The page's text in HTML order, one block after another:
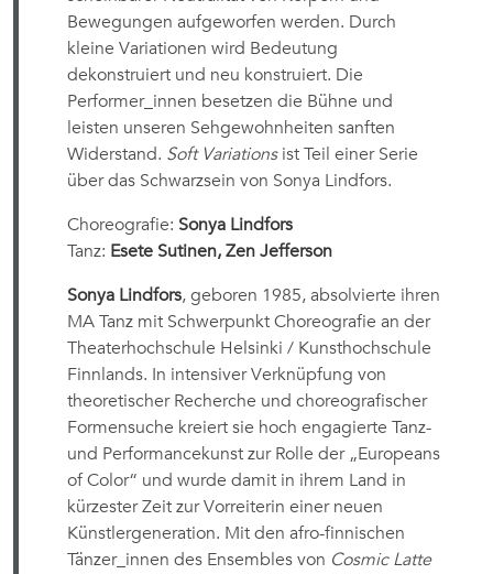
Bewegungen aufgeworfen werden. Durch
kleine Variationen wird Bedeutung
dekonstruiert und neu konstruiert. Die
Performer_innen besetzen die Bühne und
leisten unseren Sehgewohnheiten sanften
Widerstand. Soft Variationsist Teil einer Serie
über das Schwarzsein von Sonya Lindfors.
Choreografie: Sonya Lindfors
Tanz: Esete Sutinen, Zen Jefferson
Sonya Lindfors, geboren 1985, absolvierte ihren
MA Tanz mit Schwerpunkt Choreografie an der
Theaterhochschule Helsinki / Kunsthochschule
Finnlands. In intensiver Verknüpfung von
theoretischer Recherche und choreografischer
Formensuche kreiert sie hoch engagierte Tanz-
und Performancekunst zur Rolle der „Europeans
of Color“ und wurde damit in ihrem Land in
kürzester Zeit zur Vorreiterin einer neuen
Künstlergeneration. Mit den afro-finnischen
Tänzer_innen des Ensembles von Cosmic Latte